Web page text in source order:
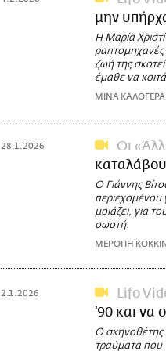
μην
Η Μαρία
ραπτομηχανές
ζωή της
έμαθε να
ΜΙΝΑ ΚΑΛΟΓΕΡΑ
28.1.2026
Οι
Ο Γιάννης
περιεχομένου
μοιάζει, για
σωστή.
ΜΕΡΟΠΗ
2.1.2026
Lifo
’90 και να
Ο σκηνοθέτης
τραύματα που